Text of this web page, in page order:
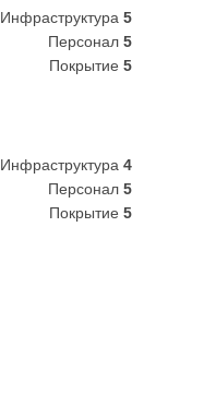
Инфраструктура 5
Персонал 5
Покрытие 5
Инфраструктура 4
Персонал 5
Покрытие 5